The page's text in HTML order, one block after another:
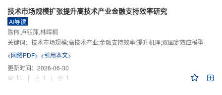
技术市场规模扩张提升高技术产业金融支持效率研究
AI导读
陈伟,卢钰萍,林晖桐
关键词： 技术市场规模;高技术产业;金融支持效率;提升机理;双固定效应模型
<网络PDF> <引用本文>
更新时间： 2026-06-30
11
| 1 | 1